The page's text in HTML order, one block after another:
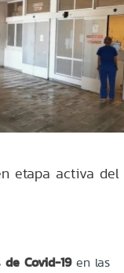
etapa activa del
Covid-19en las